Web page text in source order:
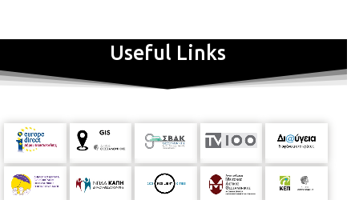
Useful Links